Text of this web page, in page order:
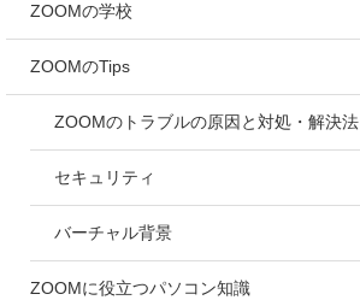
ZOOMの学校
ZOOMのTips
ZOOMのトラブルの原因と対処・解決法
セキュリティ
バーチャル背景
ZOOMに役立つパソコン知識